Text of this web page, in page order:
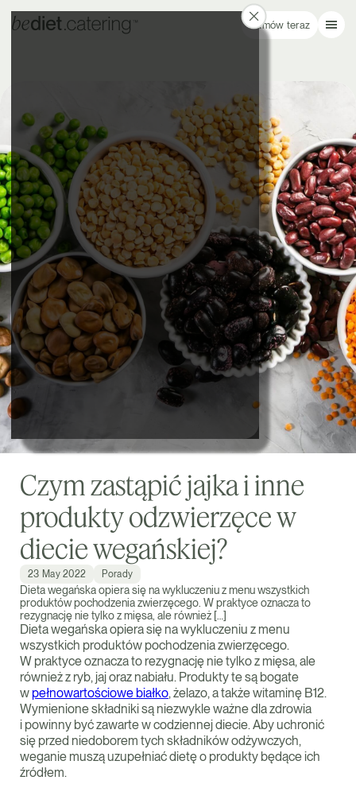
Zamów teraz
Czym zastąpić jajka i inne
produkty odzwierzęce w
diecie wegańskiej?
23 May 2022 Porady
Dieta wegańska opiera się na wykluczeniu z menu wszystkich
produktów pochodzenia zwierzęcego. W praktyce oznacza to
rezygnację nie tylko z mięsa, ale również […]
Dieta wegańska opiera się na wykluczeniu z menu
wszystkich produktów pochodzenia zwierzęcego.
W praktyce oznacza to rezygnację nie tylko z mięsa, ale
również z ryb, jaj oraz nabiału. Produkty te są bogate
w pełnowartościowe białko, żelazo, a także witaminę B12.
Wymienione składniki są niezwykle ważne dla zdrowia
i powinny być zawarte w codziennej diecie. Aby uchronić
się przed niedoborem tych składników odżywczych,
weganie muszą uzupełniać dietę o produkty będące ich
źródłem.